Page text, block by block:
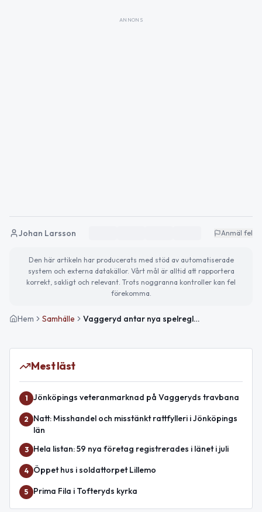
ANNONS
Johan Larsson Anmäl fel
Den här artikeln har producerats med stöd av automatiserade
system och externa datakällor. Vårt mål är alltid att rapportera
korrekt, sakligt och relevant. Trots noggranna kontroller kan fel
förekomma.
Hem Samhälle Vaggeryd antar nya spelregler för politik och tjänstemän
Mest läst
1 Jönköpings veteranmarknad på Vaggeryds travbana
2
Natt: Misshandel och misstänkt rattfylleri i Jönköpings
län
3 Hela listan: 59 nya företag registrerades i länet i juli
4 Öppet hus i soldattorpet Lillemo
5 Prima Fila i Tofteryds kyrka